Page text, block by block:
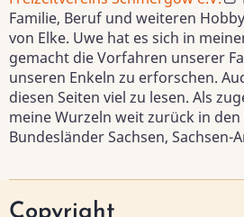
Familie, Beruf und weiteren
von Elke. Uwe hat es sich in
gemacht die Vorfahren unserer
unseren Enkeln zu erforschen.
diesen Seiten viel zu lesen. Als
meine Wurzeln weit zurück in
Bundesländer Sachsen,
Copyright